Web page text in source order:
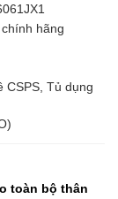
hãng
CSPS, Tủ dụng
toàn bộ thân